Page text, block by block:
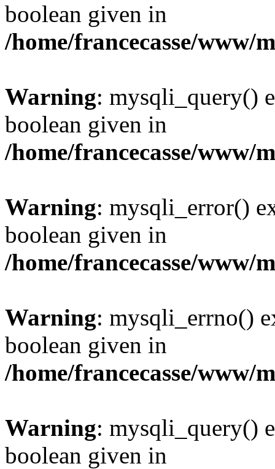
boolean given in
/home/francecasse/www/
Warning: mysqli_query()
boolean given in
/home/francecasse/www/
Warning: mysqli_error()
boolean given in
/home/francecasse/www/
Warning: mysqli_errno()
boolean given in
/home/francecasse/www/
Warning: mysqli_query()
boolean given in